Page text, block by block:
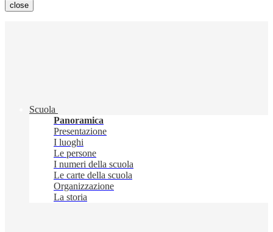
close
Scuola
Panoramica
Presentazione
I luoghi
Le persone
I numeri della scuola
Le carte della scuola
Organizzazione
La storia